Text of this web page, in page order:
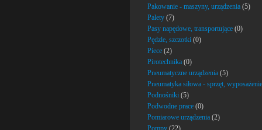
Pakowanie - maszyny, urządzenia (5)
Palety (7)
Pasy napędowe, transportujące (0)
Pędzle, szczotki (0)
Piece (2)
Pirotechnika (0)
Pneumatyczne urządzenia (5)
Pneumatyka siłowa - sprzęt, wyposażenie
Podnośniki (5)
Podwodne prace (0)
Pomiarowe urządzenia (2)
Pompy (22)